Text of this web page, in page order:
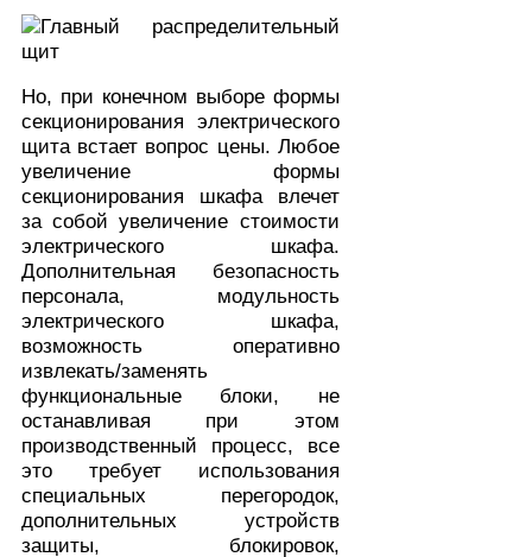
Но, при конечном выборе формы
секционирования электрического
щита встает вопрос цены. Любое
увеличение формы
секционирования шкафа влечет
за собой увеличение стоимости
электрического шкафа.
Дополнительная безопасность
персонала, модульность
электрического шкафа,
возможность оперативно
извлекать/заменять
функциональные блоки, не
останавливая при этом
производственный процесс, все
это требует использования
специальных перегородок,
дополнительных устройств
защиты, блокировок,